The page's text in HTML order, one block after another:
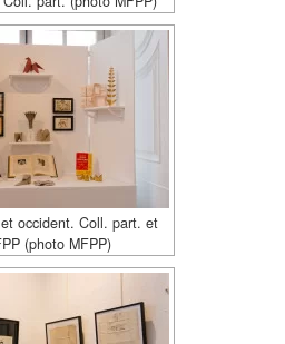
occident. Coll. part. et
(photo MFPP)